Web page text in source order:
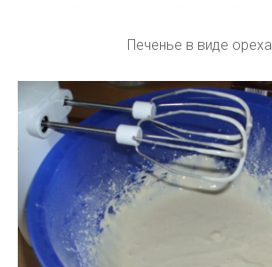
Печенье в виде ореха